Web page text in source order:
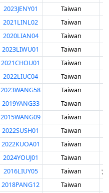
2023JENY01 Taiwan
2021LINL02 Taiwan
2020LIAN04 Taiwan
2023LIWU01 Taiwan
2021CHOU01 Taiwan
2022LIUC04 Taiwan
2023WANG58 Taiwan
2019YANG33 Taiwan
2015WANG09 Taiwan
2022SUSH01 Taiwan
2022KUOA01 Taiwan
2024YOUJ01 Taiwan
2016LIUY05 Taiwan
2018PANG12 Taiwan